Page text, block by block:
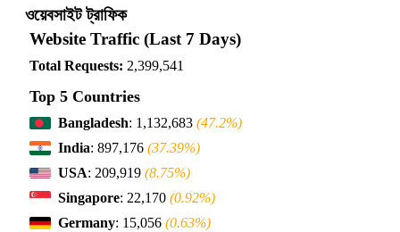
ওয়েবসাইট ট্রাফিক
Website Traffic (Last 7 Days)
Total Requests: 2,399,541
Top 5 Countries
Bangladesh: 1,132,683 (47.2%)
India: 897,176 (37.39%)
USA: 209,919 (8.75%)
Singapore: 22,170 (0.92%)
Germany: 15,056 (0.63%)